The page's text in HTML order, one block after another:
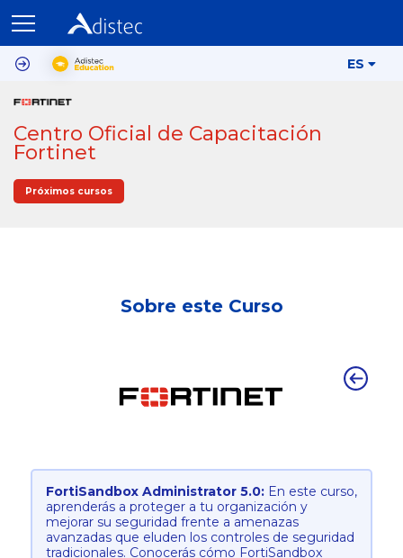
ES
Centro Oficial de Capacitación
Fortinet
Próximos cursos
Sobre este Curso
FortiSandbox Administrator 5.0: En este curso,
aprenderás a proteger a tu organización y
mejorar su seguridad frente a amenazas
avanzadas que eluden los controles de seguridad
tradicionales. Conocerás cómo FortiSandbox